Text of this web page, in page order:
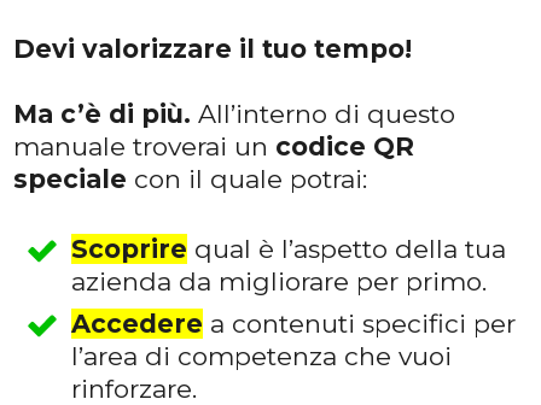
Devi valorizzare il tuo tempo!
Ma c’è di più. All’interno di questo
manuale troverai un codice QR
speciale con il quale potrai:
Scoprire qual è l’aspetto della tua
azienda da migliorare per primo.
Accedere a contenuti specifici per
l’area di competenza che vuoi
rinforzare.